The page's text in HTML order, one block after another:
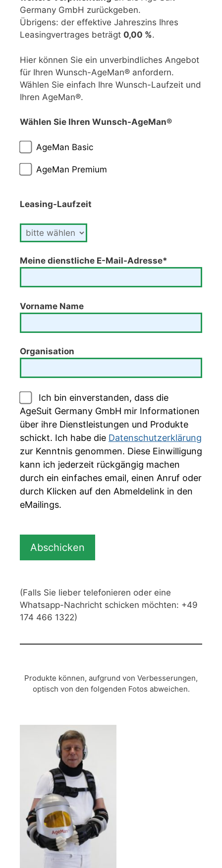
Germany GmbH zurückgeben.
Übrigens: der effektive Jahreszins Ihres
Leasingvertrages beträgt 0,00 %.
Hier können Sie ein unverbindliches Angebot
für Ihren Wunsch-AgeMan® anfordern.
Wählen Sie einfach Ihre Wunsch-Laufzeit und
Ihren AgeMan®.
Wählen Sie Ihren Wunsch-AgeMan®
AgeMan Basic
AgeMan Premium
Leasing-Laufzeit
Meine dienstliche E-Mail-Adresse*
Vorname Name
Organisation
Ich bin einverstanden, dass die
AgeSuit Germany GmbH mir Informationen
über ihre Dienstleistungen und Produkte
schickt. Ich habe die Datenschutzerklärung
zur Kenntnis genommen. Diese Einwilligung
kann ich jederzeit rückgängig machen
durch ein einfaches email, einen Anruf oder
durch Klicken auf den Abmeldelink in den
eMailings.
(Falls Sie lieber telefonieren oder eine
Whatsapp-Nachricht schicken möchten: +49
174 466 1322)
Produkte können, aufgrund von Verbesserungen,
optisch von den folgenden Fotos abweichen.